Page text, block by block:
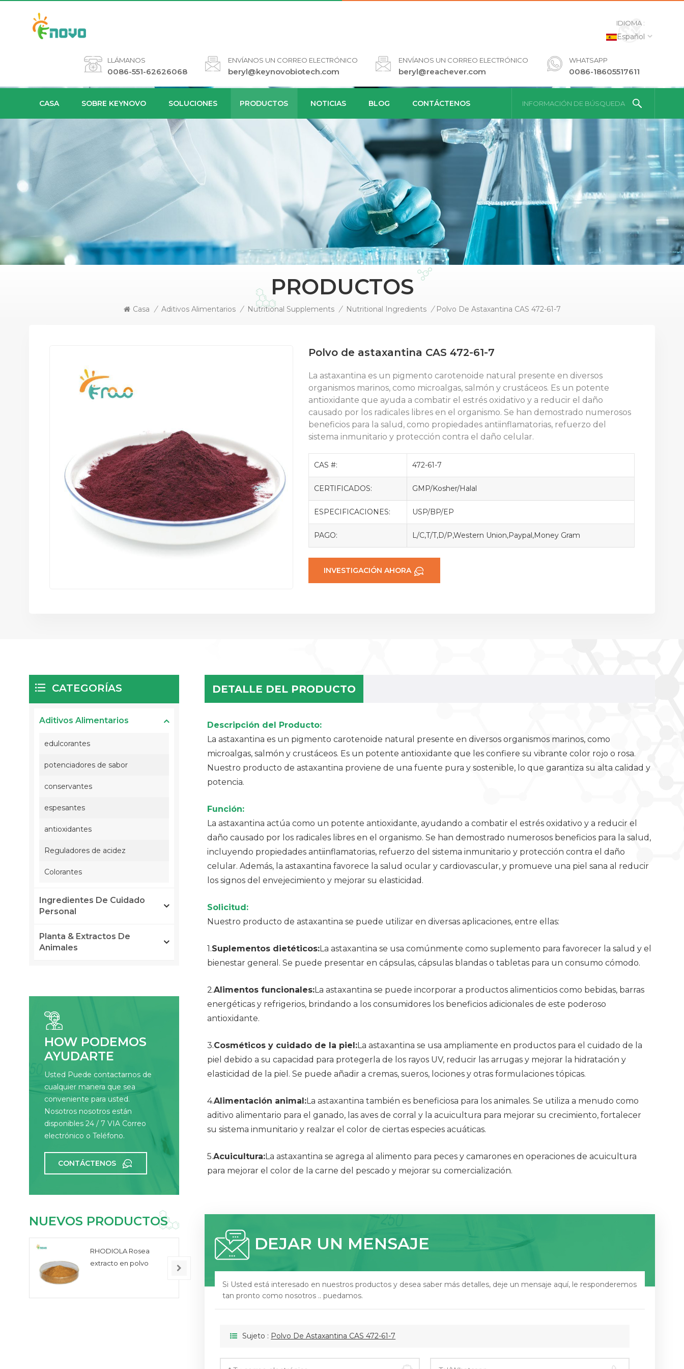
IDIOMA :
Español
LLÁMANOS
0086-551-62626068
ENVÍANOS UN CORREO ELECTRÓNICO
beryl@keynovobiotech.com
ENVÍANOS UN CORREO ELECTRÓNICO
beryl@reachever.com
WHATSAPP
0086-18605517611
CASA SOBRE KEYNOVO SOLUCIONES PRODUCTOS NOTICIAS BLOG CONTÁCTENOS INFORMACIÓN DE BÚSQUEDA
PRODUCTOS
Casa / Aditivos Alimentarios / Nutritional Supplements / Nutritional Ingredients / Polvo De Astaxantina CAS 472-61-7
Polvo de astaxantina CAS 472-61-7
La astaxantina es un pigmento carotenoide natural presente en diversos
organismos marinos, como microalgas, salmón y crustáceos. Es un potente
antioxidante que ayuda a combatir el estrés oxidativo y a reducir el daño
causado por los radicales libres en el organismo. Se han demostrado numerosos
beneficios para la salud, como propiedades antiinflamatorias, refuerzo del
sistema inmunitario y protección contra el daño celular.
CAS #: 472-61-7
CERTIFICADOS: GMP/Kosher/Halal
ESPECIFICACIONES: USP/BP/EP
PAGO: L/C,T/T,D/P,Western Union,Paypal,Money Gram
INVESTIGACIÓN AHORA
DETALLE DEL PRODUCTO
Descripción del Producto:
La astaxantina es un pigmento carotenoide natural presente en diversos organismos marinos, como
microalgas, salmón y crustáceos. Es un potente antioxidante que les confiere su vibrante color rojo o rosa.
Nuestro producto de astaxantina proviene de una fuente pura y sostenible, lo que garantiza su alta calidad y
potencia.
Función:
La astaxantina actúa como un potente antioxidante, ayudando a combatir el estrés oxidativo y a reducir el
daño causado por los radicales libres en el organismo. Se han demostrado numerosos beneficios para la salud,
incluyendo propiedades antiinflamatorias, refuerzo del sistema inmunitario y protección contra el daño
celular. Además, la astaxantina favorece la salud ocular y cardiovascular, y promueve una piel sana al reducir
los signos del envejecimiento y mejorar su elasticidad.
Solicitud:
Nuestro producto de astaxantina se puede utilizar en diversas aplicaciones, entre ellas:
1.Suplementos dietéticos:La astaxantina se usa comúnmente como suplemento para favorecer la salud y el
bienestar general. Se puede presentar en cápsulas, cápsulas blandas o tabletas para un consumo cómodo.
2.Alimentos funcionales:La astaxantina se puede incorporar a productos alimenticios como bebidas, barras
energéticas y refrigerios, brindando a los consumidores los beneficios adicionales de este poderoso
antioxidante.
3.Cosméticos y cuidado de la piel:La astaxantina se usa ampliamente en productos para el cuidado de la
piel debido a su capacidad para protegerla de los rayos UV, reducir las arrugas y mejorar la hidratación y
elasticidad de la piel. Se puede añadir a cremas, sueros, lociones y otras formulaciones tópicas.
4.Alimentación animal:La astaxantina también es beneficiosa para los animales. Se utiliza a menudo como
aditivo alimentario para el ganado, las aves de corral y la acuicultura para mejorar su crecimiento, fortalecer
su sistema inmunitario y realzar el color de ciertas especies acuáticas.
5.Acuicultura:La astaxantina se agrega al alimento para peces y camarones en operaciones de acuicultura
para mejorar el color de la carne del pescado y mejorar su comercialización.
DEJAR UN MENSAJE
Si Usted está interesado en nuestros productos y desea saber más detalles, deje un mensaje aquí, le responderemos
tan pronto como nosotros .. puedamos.
Sujeto : Polvo De Astaxantina CAS 472-61-7
CATEGORÍAS
Aditivos Alimentarios
edulcorantes
potenciadores de sabor
conservantes
espesantes
antioxidantes
Reguladores de acidez
Colorantes
Ingredientes De Cuidado
Personal
Planta & Extractos De
Animales
HOW PODEMOS
AYUDARTE
Usted Puede contactarnos de
cualquier manera que sea
conveniente para usted.
Nosotros nosotros están
disponibles 24 / 7 VIA Correo
electrónico o Teléfono.
CONTÁCTENOS
NUEVOS PRODUCTOS
RHODIOLA Rosea
extracto en polvo